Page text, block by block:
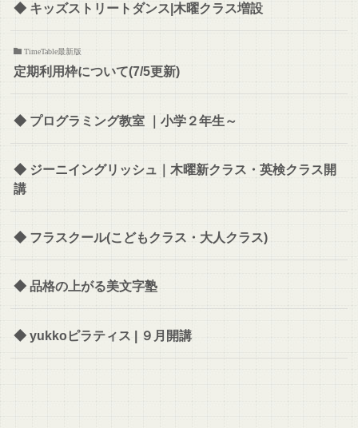
◆ キッズストリートダンス|木曜クラス増設
TimeTable最新版
定期利用枠について(7/5更新)
◆ プログラミング教室 ｜小学２年生～
◆ ジーニイングリッシュ｜木曜新クラス・英検クラス開
講
◆ フラスクール(こどもクラス・大人クラス)
◆ 品格の上がる美文字塾
◆ yukkoピラティス | ９月開講